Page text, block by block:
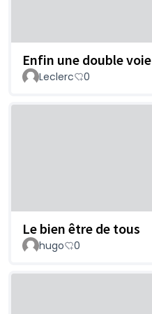
Enfin une double voie
Leclerc 0
Le bien être de tous
hugo 0